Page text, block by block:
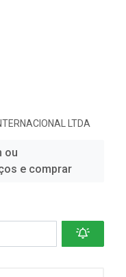
LTDA
ou
e comprar